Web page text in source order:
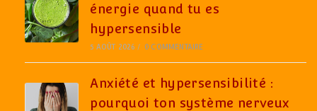
énergie quand tu es
hypersensible
5 AOÛT 2026 / 0 COMMENTAIRE
Anxiété et hypersensibilité :
pourquoi ton système nerveux